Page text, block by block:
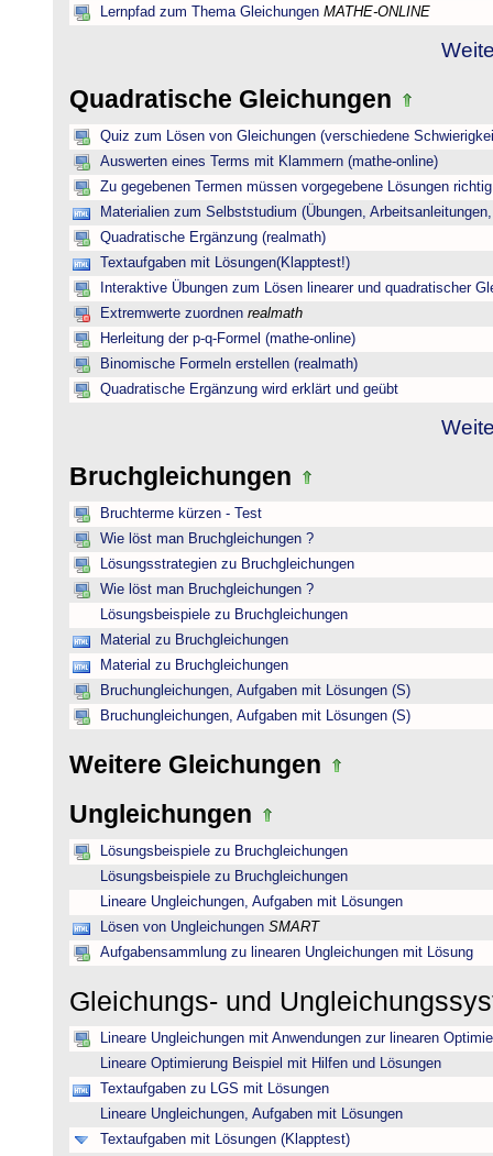
Lernpfad zum Thema Gleichungen MATHE-ONLINE
Quadratische Gleichungen
Quiz zum Lösen von Gleichungen (verschiedene
Auswerten eines Terms mit Klammern (mathe-online)
Zu gegebenen Termen müssen vorgegebene Lösungen
Materialien zum Selbststudium (Übungen,
Quadratische Ergänzung (realmath)
Textaufgaben mit Lösungen(Klapptest!)
Interaktive Übungen zum Lösen linearer und quadratischer
Extremwerte zuordnen realmath
Herleitung der p-q-Formel (mathe-online)
Binomische Formeln erstellen (realmath)
Quadratische Ergänzung wird erklärt und geübt
Bruchgleichungen
Bruchterme kürzen - Test
Wie löst man Bruchgleichungen ?
Lösungsstrategien zu Bruchgleichungen
Wie löst man Bruchgleichungen ?
Lösungsbeispiele zu Bruchgleichungen
Material zu Bruchgleichungen
Material zu Bruchgleichungen
Bruchungleichungen, Aufgaben mit Lösungen (S)
Bruchungleichungen, Aufgaben mit Lösungen (S)
Weitere Gleichungen
Ungleichungen
Lösungsbeispiele zu Bruchgleichungen
Lösungsbeispiele zu Bruchgleichungen
Lineare Ungleichungen, Aufgaben mit Lösungen
Lösen von Ungleichungen SMART
Aufgabensammlung zu linearen Ungleichungen mit Lösung
Gleichungs- und
Lineare Ungleichungen mit Anwendungen zur linearen
Lineare Optimierung Beispiel mit Hilfen und Lösungen
Textaufgaben zu LGS mit Lösungen
Lineare Ungleichungen, Aufgaben mit Lösungen
Textaufgaben mit Lösungen (Klapptest)